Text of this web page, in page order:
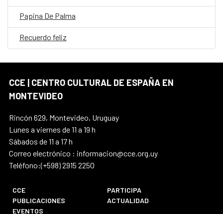
Papina De Palma
Recuerdo feliz
CCE | CENTRO CULTURAL DE ESPAÑA EN
MONTEVIDEO
Rincón 629, Montevideo, Uruguay
Lunes a viernes de 11 a 19 h
Sábados de 11 a 17 h
Correo electrónico : informacion@cce.org.uy
Teléfono:(+598) 2915 2250
CCE
PARTICIPA
PUBLICACIONES
ACTUALIDAD
EVENTOS